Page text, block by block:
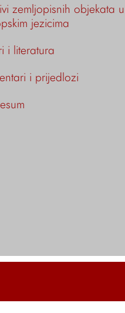
zemljopisnih objekata u
jezicima
i literatura
i prijedlozi